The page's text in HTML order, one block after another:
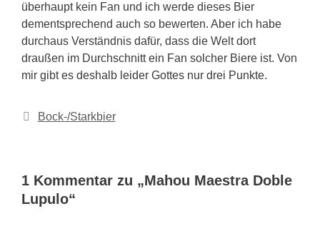
überhaupt kein Fan und ich werde dieses Bier
dementsprechend auch so bewerten. Aber ich habe
durchaus Verständnis dafür, dass die Welt dort
draußen im Durchschnitt ein Fan solcher Biere ist. Von
mir gibt es deshalb leider Gottes nur drei Punkte.
Kategorien
Bock-/Starkbier
1 Kommentar zu „Mahou Maestra Doble
Lupulo“